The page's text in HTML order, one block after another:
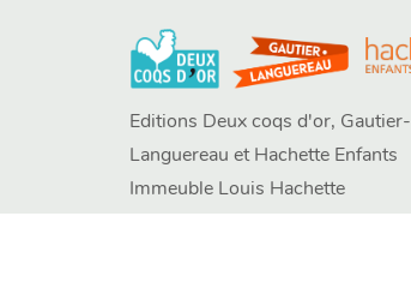
Editions Deux coqs d'or, Gautier-
Languereau et Hachette Enfants
Immeuble Louis Hachette